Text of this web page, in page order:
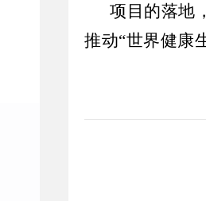
项目的落地
推动“世界健康